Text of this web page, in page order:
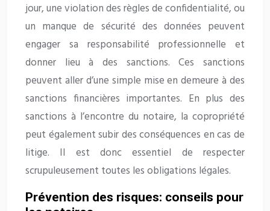
jour, une violation des règles de confidentialité, ou
un manque de sécurité des données peuvent
engager sa responsabilité professionnelle et
donner lieu à des sanctions. Ces sanctions
peuvent aller d’une simple mise en demeure à des
sanctions financières importantes. En plus des
sanctions à l’encontre du notaire, la copropriété
peut également subir des conséquences en cas de
litige. Il est donc essentiel de respecter
scrupuleusement toutes les obligations légales.
Prévention des risques: conseils pour